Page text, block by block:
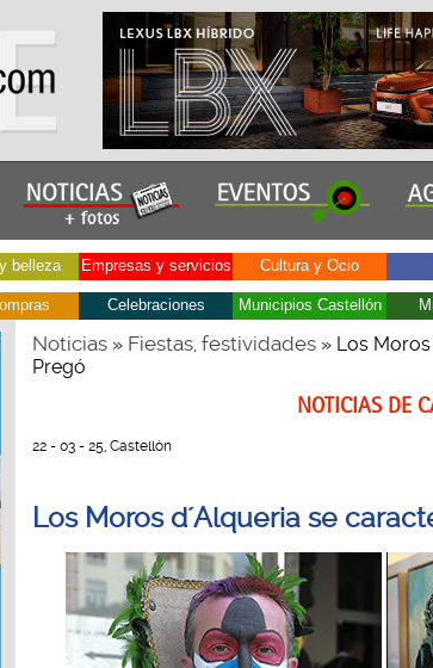
belleza Empresas y servicios Cultura y Ocio
Celebraciones Municipios Castellón
Noticias» Fiestas, festividades» Los Moros
Pregó
NOTICIAS DE
22 - 03 - 25, Castellón
Los Moros d´Alqueria se